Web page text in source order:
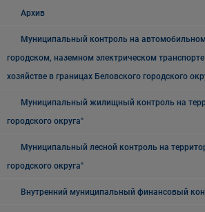
Архив
Муниципальный контроль на
городском, наземном электрическом
хозяйстве в границах Беловского городского
Муниципальный жилищный контроль на
городского округа"
Муниципальный лесной контроль на
городского округа"
Внутренний муниципальный финансовый